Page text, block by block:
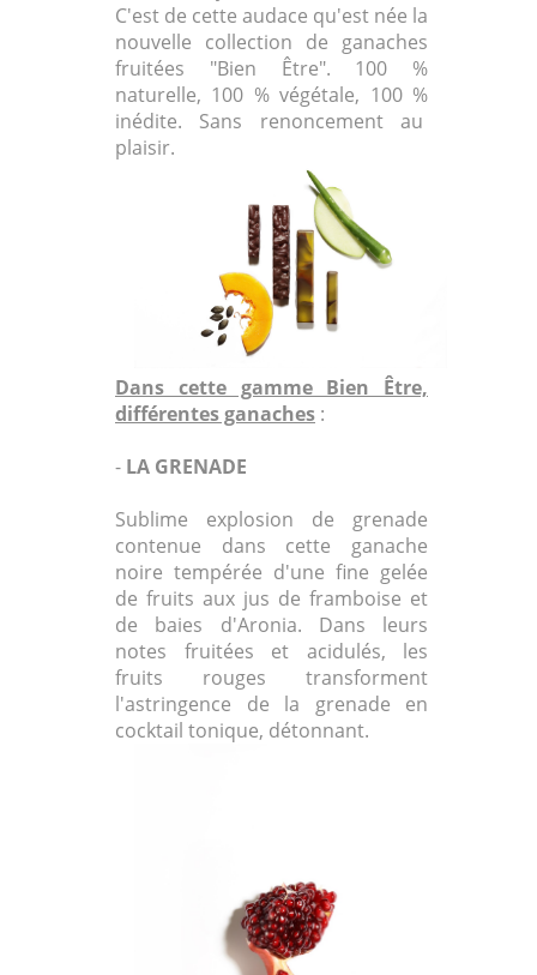
C'est de cette audace qu'est née la
nouvelle collection de ganaches
fruitées "Bien Être". 100 %
naturelle, 100 % végétale, 100 %
inédite. Sans renoncement au
plaisir.
Dans cette gamme Bien Être,
différentes ganaches :
- LA GRENADE
Sublime explosion de grenade
contenue dans cette ganache
noire tempérée d'une fine gelée
de fruits aux jus de framboise et
de baies d'Aronia. Dans leurs
notes fruitées et acidulés, les
fruits rouges transforment
l'astringence de la grenade en
cocktail tonique, détonnant.